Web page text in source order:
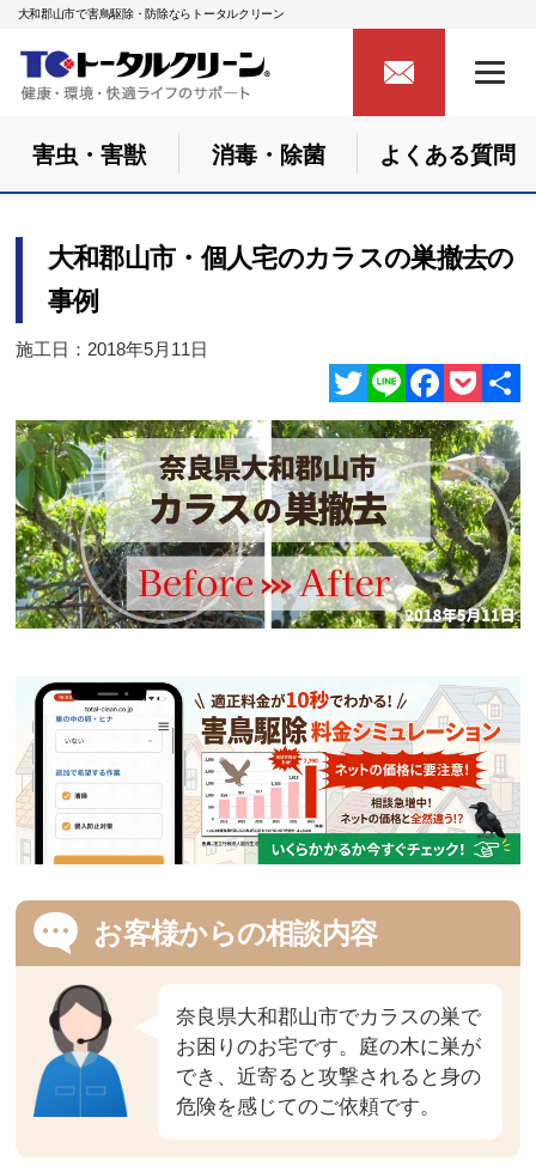
大和郡山市で害鳥駆除・防除ならトータルクリーン
害虫・害獣 消毒・除菌 よくある質問
大和郡山市・個人宅のカラスの巣撤去の
事例
施工日：2018年5月11日
Twitter
LineFacebook
Pocket
共
有
お客様からの相談内容
奈良県大和郡山市でカラスの巣で
お困りのお宅です。庭の木に巣が
でき、近寄ると攻撃されると身の
危険を感じてのご依頼です。